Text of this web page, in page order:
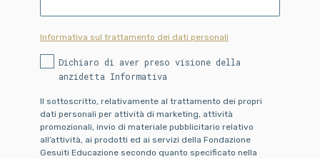
Informativa sul trattamento dei dati personali
Dichiaro di aver preso visione della
anzidetta Informativa
Il sottoscritto, relativamente al trattamento dei propri
dati personali per attività di marketing, attività
promozionali, invio di materiale pubblicitario relativo
all’attività, ai prodotti ed ai servizi della Fondazione
Gesuiti Educazione secondo quanto specificato nella